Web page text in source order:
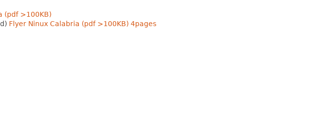
(pdf >100KB)
Flyer Ninux Calabria (pdf >100KB) 4pages